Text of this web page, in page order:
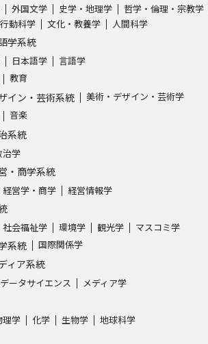
外国文学 史学・地理学
哲学・倫理・宗教学
動科学
文化・教養学 人間科学
学系統
日本語学 言語学
教育
イン・芸術系統 美術・デザイン・芸術学
音楽
系統
治学
・商学系統
経営学・商学 経営情報学
社会福祉学 環境学 観光学 マスコミ学
系統 国際関係学
ィア系統
ータサイエンス メディア学
理学 化学 生物学 地球科学